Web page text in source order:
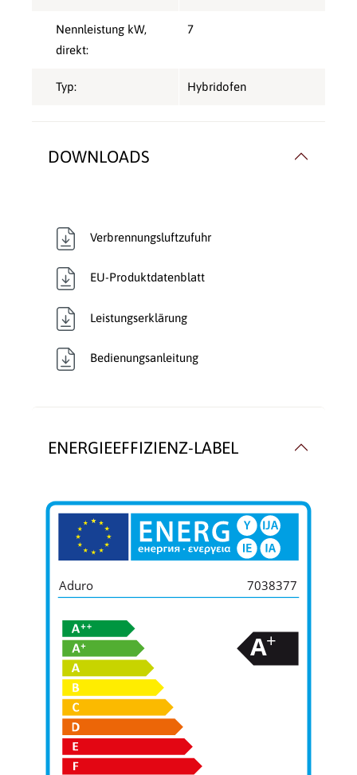
Nennleistung kW,
direkt:
7
Typ: Hybridofen
DOWNLOADS
Verbrennungsluftzufuhr
EU-Produktdatenblatt
Leistungserklärung
Bedienungsanleitung
ENERGIEEFFIZIENZ-LABEL
Aduro 7038377
A+